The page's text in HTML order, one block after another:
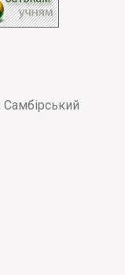
Самбірський